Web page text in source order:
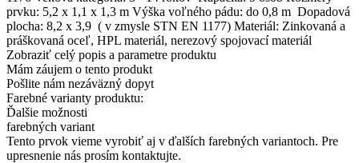
prvku: 5,2 x 1,1 x 1,3 m Výška voľného pádu: do 0,8 m Dopadová
plocha: 8,2 x 3,9 ( v zmysle STN EN 1177) Materiál: Zinkovaná a
práškovaná oceľ, HPL materiál, nerezový spojovací materiál
Zobraziť celý popis a parametre produktu
Mám záujem o tento produkt
Pošlite nám nezáväzný dopyt
Farebné varianty produktu:
Ďalšie možnosti
farebných variant
Tento prvok vieme vyrobiť aj v ďalších farebných variantoch. Pre
upresnenie nás prosím kontaktujte.